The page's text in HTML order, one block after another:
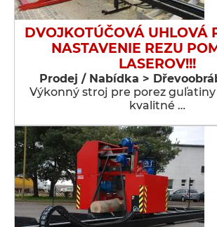
DVOJKOTÚČOVÁ UHLOVÁ
NASTAVENIE REZU
LASEROV!!!
Prodej / Nabídka >
Výkonný stroj pre porez
kvalitné …